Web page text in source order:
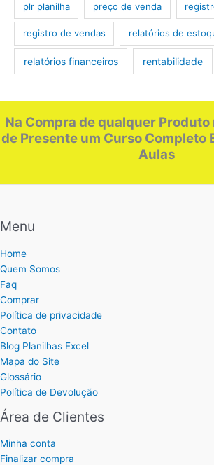
plr planilha preço de venda
registro de vendas relatórios de
relatórios financeiros rentabilidade
Na Compra de qualquer Produto
de Presente um Curso Completo
Aulas
Menu
Home
Quem Somos
Faq
Comprar
Política de privacidade
Contato
Blog Planilhas Excel
Mapa do Site
Glossário
Política de Devolução
Área de Clientes
Minha conta
Finalizar compra